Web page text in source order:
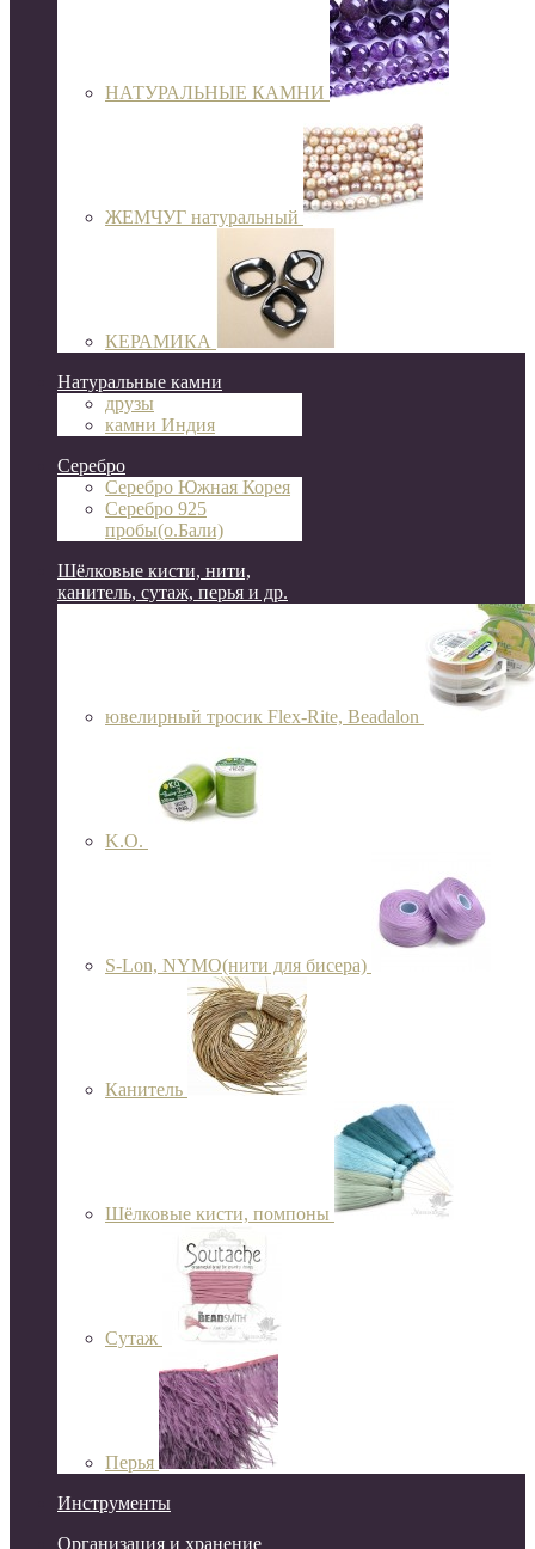
НАТУРАЛЬНЫЕ КАМНИ
ЖЕМЧУГ натуральный
КЕРАМИКА
Натуральные камни
друзы
камни Индия
Серебро
Серебро Южная Корея
Серебро 925
пробы(о.Бали)
Шёлковые кисти, нити,
канитель, сутаж, перья и др.
ювелирный тросик Flex-Rite, Beadalon
K.O.
S-Lon, NYMO(нити для бисера)
Канитель
Шёлковые кисти, помпоны
Сутаж
Перья
Инструменты
Организация и хранение